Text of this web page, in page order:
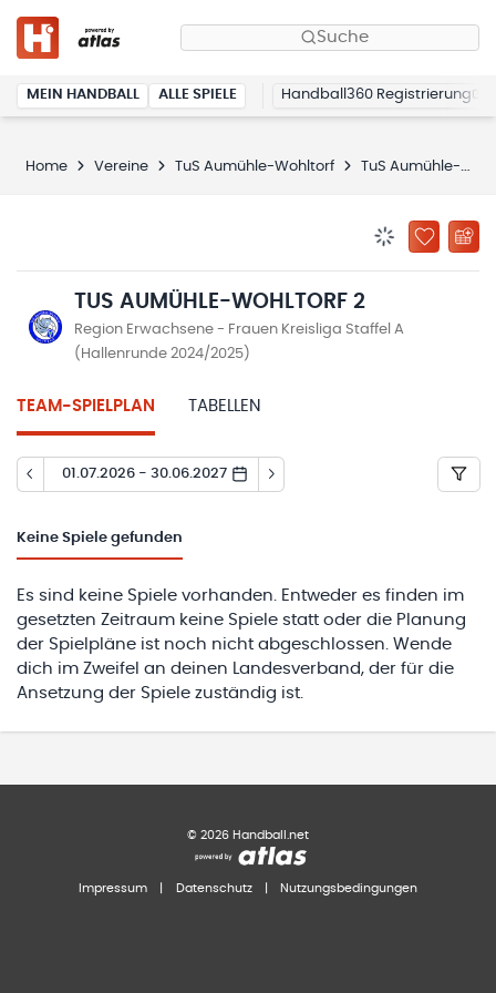
Suche
MEIN HANDBALL ALLE SPIELE Handball360 Registrierung
Home Vereine TuS Aumühle-Wohltorf TuS Aumühle-Wohltorf 2
ZU
TUS AUMÜHLE-WOHLTORF 2
Region Erwachsene - Frauen Kreisliga Staffel A
(Hallenrunde 2024/2025)
TEAM-SPIELPLAN TABELLEN
01.07.2026 - 30.06.2027
Keine Spiele gefunden
Es sind keine Spiele vorhanden. Entweder es finden im
gesetzten Zeitraum keine Spiele statt oder die Planung
der Spielpläne ist noch nicht abgeschlossen. Wende
dich im Zweifel an deinen Landesverband, der für die
Ansetzung der Spiele zuständig ist.
© 2026 Handball.net
Impressum Datenschutz Nutzungsbedingungen